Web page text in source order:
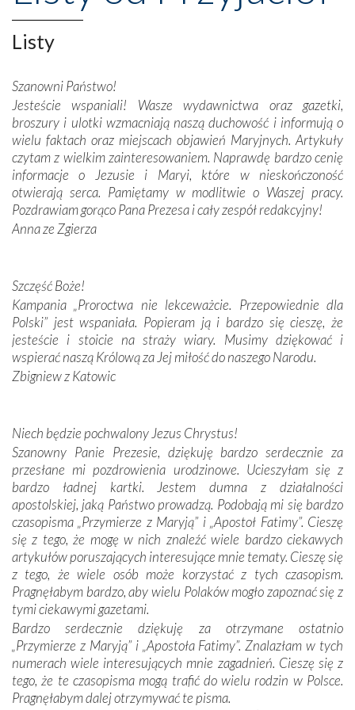
niepodległość kraju. Zachwyt budziła potężna, a zarazem
misterna architektura tych monumentalnych dzieł,
wspaniałe zdobienia, dbałość ich twórców o detale,
budowniczych.
Podążyliśmy też śladami fatimskich wizjonerów – Łucji
dos Santos oraz świętych Hiacynty i Franciszka Marto.
Modliliśmy się przy ich grobach. Odprawiliśmy Drogę
Krzyżową w ich rodzinnych stronach, odwiedziliśmy
domy, w których żyli.
W miejscu objawień Matki Bożej zapaliliśmy świece
Podczas tej kilkudniowej wyprawy na każdym kroku
spotykaliśmy się z serdeczną otwartością
Portugalczyków. Podziwialiśmy ich ludową sztukę i
zwyczaje. Mimo że nasze kraje są od siebie bardzo
oddalone, w żaden sposób nie czuliśmy się obco.
Sprawiła to oczywiście sama Matka Boża, ale też
kulturowa bliskość biorąca swój początek w naszej
mieliśmy okazję przekonać się, że Maryja swoją opieką
otacza nie tylko nasz naród, lecz wszystkie nacje, które
się Jej ufnie oddają, a także każdą osobę, która zawierza
Jej siebie oraz swych bliskich.
Dzieje Portugalii to również historia wierności Bogu i
odstępstw, także w życiu władców. Trudne momenty w
wymiarze tak osobistym, jak i zbiorowym, przypominają o
konieczności ciągłego zabiegania o własną duszę i o łaskę
Opatrzności. Wierność przynosi pomyślność –
przynajmniej w życiu duchowym. Odstępstwo owocuje
nieszczęściem i śmiercią. Te uniwersalne prawdy
przychodziły na myśl, gdy słuchaliśmy opowieści
przewodników o portugalskich monarchach i wodzach,
zwycięskich bitwach i nieszczęśliwych losach grzesznych
kochanków.
Listy
Szanowni Państwo!
Jesteście wspaniali! Wasze wydawnictwa oraz gazetki,
broszury i ulotki wzmacniają naszą duchowość i informują o
wielu faktach oraz miejscach objawień Maryjnych. Artykuły
czytam z wielkim zainteresowaniem. Naprawdę bardzo cenię
informacje o Jezusie i Maryi, które w nieskończoność
otwierają serca. Pamiętamy w modlitwie o Waszej pracy.
Pozdrawiam gorąco Pana Prezesa i cały zespół redakcyjny!
Anna ze Zgierza
Szczęść Boże!
Kampania „Proroctwa nie lekceważcie. Przepowiednie dla
Polski” jest wspaniała. Popieram ją i bardzo się cieszę, że
jesteście i stoicie na straży wiary. Musimy dziękować i
wspierać naszą Królową za Jej miłość do naszego Narodu.
Zbigniew z Katowic
Niech będzie pochwalony Jezus Chrystus!
Szanowny Panie Prezesie, dziękuję bardzo serdecznie za
przesłane mi pozdrowienia urodzinowe. Ucieszyłam się z
bardzo ładnej kartki. Jestem dumna z działalności
apostolskiej, jaką Państwo prowadzą. Podobają mi się bardzo
czasopisma „Przymierze z Maryją” i „Apostoł Fatimy”. Cieszę
się z tego, że mogę w nich znaleźć wiele bardzo ciekawych
artykułów poruszających interesujące mnie tematy. Cieszę się
z tego, że wiele osób może korzystać z tych czasopism.
Pragnęłabym bardzo, aby wielu Polaków mogło zapoznać się z
tymi ciekawymi gazetami.
Bardzo serdecznie dziękuję za otrzymane ostatnio
„Przymierze z Maryją” i „Apostoła Fatimy”. Znalazłam w tych
numerach wiele interesujących mnie zagadnień. Cieszę się z
tego, że te czasopisma mogą trafić do wielu rodzin w Polsce.
Pragnęłabym dalej otrzymywać te pisma.